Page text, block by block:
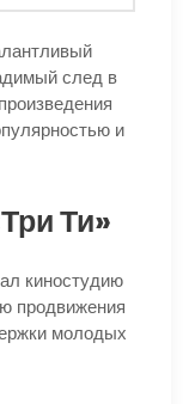
след в
и
Ти»
киностудию
продвижения
молодых